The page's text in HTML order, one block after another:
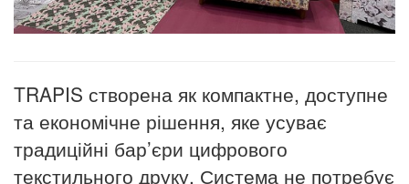
TRAPIS створена як компактне, доступне
та економічне рішення, яке усуває
традиційні бар’єри цифрового
текстильного друку. Система не потребує